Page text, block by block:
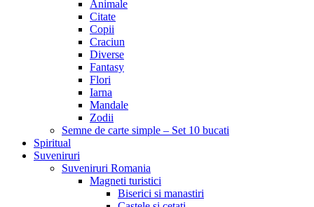
Animale
Citate
Copii
Craciun
Diverse
Fantasy
Flori
Iarna
Mandale
Zodii
Semne de carte simple – Set 10 bucati
Spiritual
Suveniruri
Suveniruri Romania
Magneti turistici
Biserici si manastiri